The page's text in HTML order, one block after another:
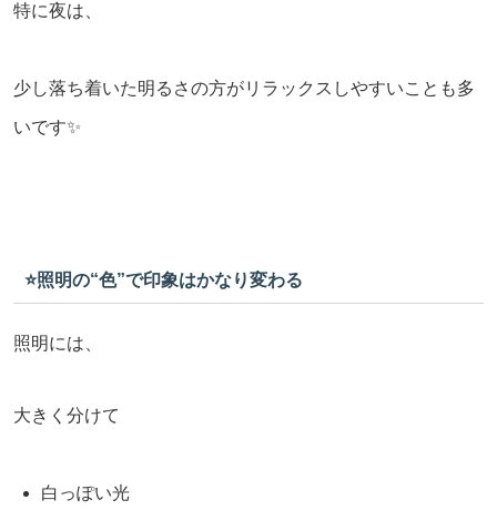
特に夜は、
少し落ち着いた明るさの方がリラックスしやすいことも多
いです✨
⭐️照明の“色”で印象はかなり変わる
照明には、
大きく分けて
白っぽい光